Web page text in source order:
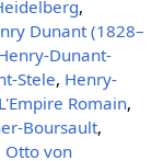
,
Dunant (1828–
Dunant-
Stele, Henry-
L'Empire Romain,
Boursault,
Otto von